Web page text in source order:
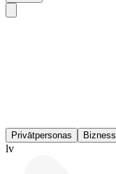
Privātpersonas Bizness
lv